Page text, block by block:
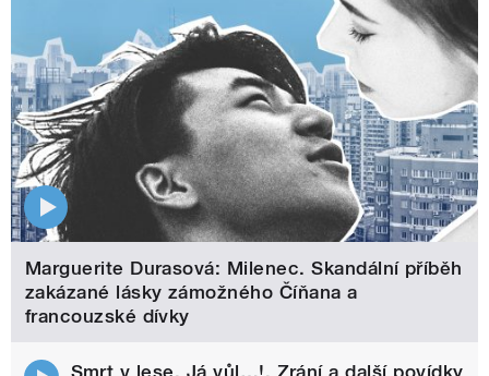
Marguerite Durasová: Milenec. Skandální příběh
zakázané lásky zámožného Číňana a
francouzské dívky
Smrt v lese, Já vůl…!, Zrání a další povídky